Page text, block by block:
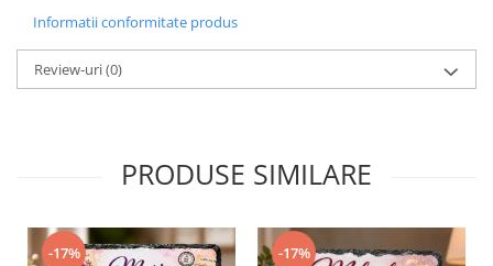
Informatii conformitate produs
Review-uri(0)
PRODUSE SIMILARE
-17% -17%